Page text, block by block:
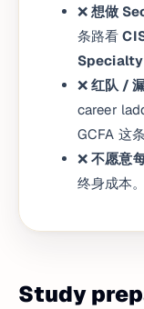
❌想做
条路看
Specialty
❌红队 /
career
GCFA 这
❌不愿意
终身成本。
Study